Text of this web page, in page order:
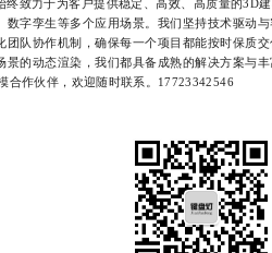
力于为客户提供稳定、高效、高质量的3D建
数字孪生等多个应用场景。我们坚持技术驱动
团队协作机制，确保每一个项目都能按时保质
景的动态渲染，我们都具备成熟的解决方案与
合作伙伴，欢迎随时联系。17723342546